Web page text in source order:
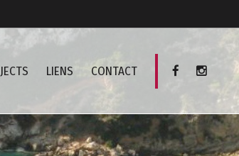
LIENS CONTACT